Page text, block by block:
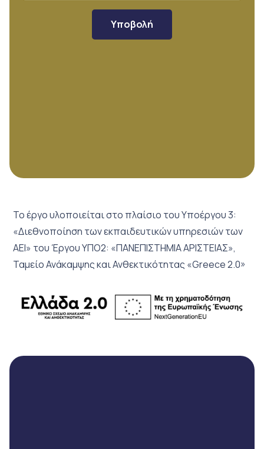
Υποβολή
Το έργο υλοποιείται στο πλαίσιο του Υποέργου 3:
«Διεθνοποίηση των εκπαιδευτικών υπηρεσιών των
ΑΕΙ» του Έργου ΥΠΟ2: «ΠΑΝΕΠΙΣΤΗΜΙΑ ΑΡΙΣΤΕΙΑΣ»,
Ταμείο Ανάκαμψης και Ανθεκτικότητας «Greece 2.0»